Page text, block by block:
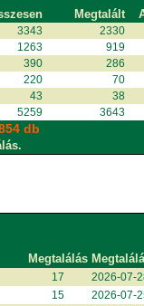
Megtalált
3343 2330
1263 919
390 286
220 70
43 38
5259 3643
db
Megtalálás
17
2026-07-
15
2026-07-